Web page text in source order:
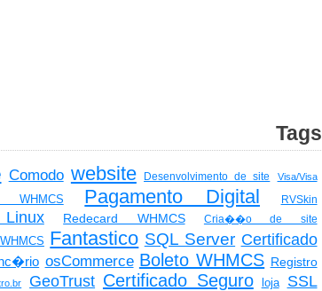
Tags
Comodo website Desenvolvimento de site Visa/Visa
WHMCS Pagamento Digital RVSkin
Redecard WHMCS Cria��o de site
WHMCS Fantastico SQL Server Certificado
osCommerce Boleto WHMCS Registro
GeoTrust Certificado Seguro loja SSL